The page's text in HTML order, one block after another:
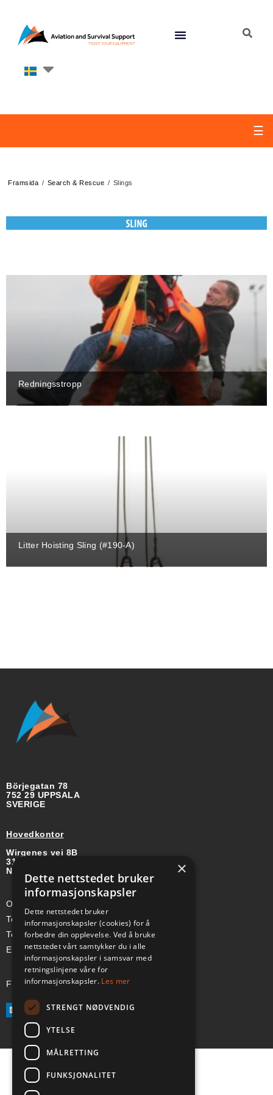
☰
Framsida / Search & Rescue / Slings
Redningsstropp
Litter Hoisting Sling (#190-A)
Börjegatan 78
752 29 UPPSALA
SVERIGE
Hovedkontor
Wirgenes vei 8B
3157 BARKÅKER
NORGE
Org-nr: 985 958 203 MVA
Telefon (Nor): +47 334 50 910
Telefon (Swe): +46 70-748 08 19
E-post: sales@a-ss.net
Følg oss på:
×
Dette nettstedet bruker
informasjonskapsler
Dette nettstedet bruker
informasjonskapsler (cookies) for å
forbedre din opplevelse. Ved å bruke
nettstedet vårt samtykker du i alle
informasjonskapsler i samsvar med
retningslinjene våre for
informasjonskapsler. Les mer
STRENGT NØDVENDIG
YTELSE
MÅLRETTING
FUNKSJONALITET